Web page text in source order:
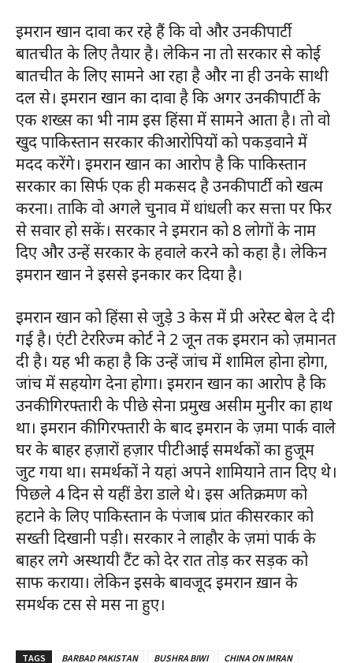
इमरान खान दावा कर रहे हैं कि वो और उनकी पार्टी
बातचीत के लिए तैयार है। लेकिन ना तो सरकार से कोई
बातचीत के लिए सामने आ रहा है और ना ही उनके साथी
दल से। इमरान खान का दावा है कि अगर उनकी पार्टी के
एक शख्स का भी नाम इस हिंसा में सामने आता है। तो वो
खुद पाकिस्तान सरकार की आरोपियों को पकड़वाने में
मदद करेंगे। इमरान खान का आरोप है कि पाकिस्तान
सरकार का सिर्फ एक ही मकसद है उनकी पार्टी को खत्म
करना। ताकि वो अगले चुनाव में धांधली कर सत्ता पर फिर
से सवार हो सकें। सरकार ने इमरान को 8 लोगों के नाम
दिए और उन्हें सरकार के हवाले करने को कहा है। लेकिन
इमरान खान ने इससे इनकार कर दिया है।
इमरान खान को हिंसा से जुड़े 3 केस में प्री अरेस्ट बेल दे दी
गई है। एंटी टेररिज्म कोर्ट ने 2 जून तक इमरान को ज़मानत
दी है। यह भी कहा है कि उन्हें जांच में शामिल होना होगा,
जांच में सहयोग देना होगा। इमरान खान का आरोप है कि
उनकी गिरफ्तारी के पीछे सेना प्रमुख असीम मुनीर का हाथ
था। इमरान की गिरफ्तारी के बाद इमरान के ज़मा पार्क वाले
घर के बाहर हज़ारों हज़ार पीटीआई समर्थकों का हुजूम
जुट गया था। समर्थकों ने यहां अपने शामियाने तान दिए थे।
पिछले 4 दिन से यहीं डेरा डाले थे। इस अतिक्रमण को
हटाने के लिए पाकिस्तान के पंजाब प्रांत की सरकार को
सख्ती दिखानी पड़ी। सरकार ने लाहौर के ज़मां पार्क के
बाहर लगे अस्थायी टैंट को देर रात तोड़ कर सड़क को
साफ कराया। लेकिन इसके बावजूद इमरान ख़ान के
समर्थक टस से मस ना हुए।
TAGS BARBAD PAKISTAN BUSHRA BIWI CHINA ON IMRAN